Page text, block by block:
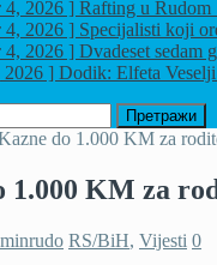
4, 2026 ] Rafting u Rudom
4, 2026 ] Specijalisti koji
4, 2026 ] Dvadeset sedam
2026 ] Dodik: Elfeta
do 1.000 KM za
1.000 KM za
RS/BiH, Vijesti 0